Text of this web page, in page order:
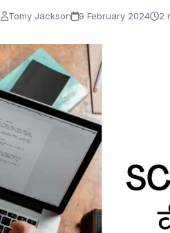
Tomy Jackson 9 February 2024 2